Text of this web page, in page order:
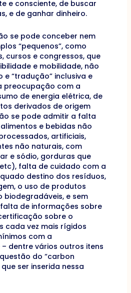
e consciente, de buscar
e de ganhar dinheiro.
se pode conceber nem
“pequenos”, como
cursos e congressos, que
e mobilidade, não
e “tradução” inclusiva e
preocupação com a
de energia elétrica, de
derivados de origem
se pode admitir a falta
e bebidas não
artificiais,
não naturais, com
e sódio, gorduras que
falta de cuidado com a
destino dos resíduos,
o uso de produtos
biodegradáveis, e sem
de informações sobre
sobre o
cada vez mais rígidos
com a
dentre vários outros itens
do “carbon
ser inserida nessa